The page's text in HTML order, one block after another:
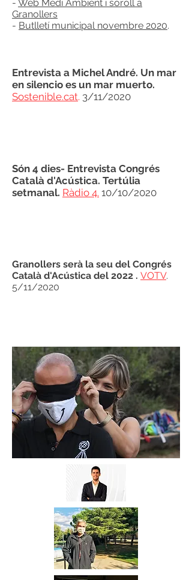
- Web Medi Ambient i soroll a
Granollers
- Butlletí municipal novembre 2020.
Entrevista a Michel André. Un mar
en silencio es un mar muerto.
Sostenible.cat. 3/11/2020
Són 4 dies- Entrevista Congrés
Català d'Acústica. Tertúlia
setmanal. Ràdio 4. 10/10/2020
Granollers serà la seu del Congrés
Català d'Acústica del 2022 . VOTV.
5/11/2020